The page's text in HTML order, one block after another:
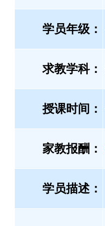
学员年级：
求教学科：
授课时间：
家教报酬：
学员描述：